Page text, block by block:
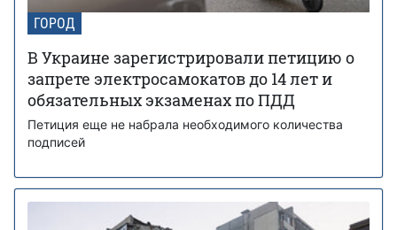
ГОРОД
В Украине зарегистрировали петицию о
запрете электросамокатов до 14 лет и
обязательных экзаменах по ПДД
Петиция еще не набрала необходимого количества
подписей